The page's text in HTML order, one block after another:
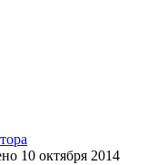
10 октября 2014